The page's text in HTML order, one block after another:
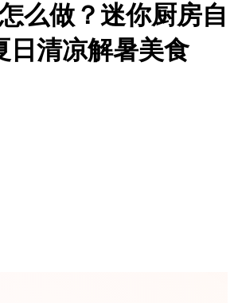
么做？迷你厨房自
日清凉解暑美食